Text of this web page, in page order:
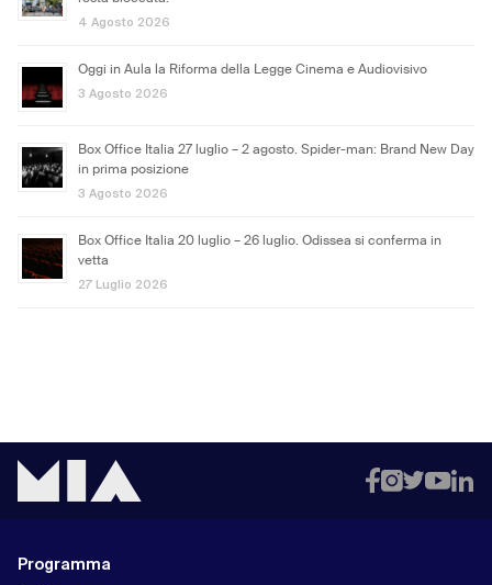
4 Agosto 2026
Oggi in Aula la Riforma della Legge Cinema e Audiovisivo
3 Agosto 2026
Box Office Italia 27 luglio – 2 agosto. Spider-man: Brand New Day
in prima posizione
3 Agosto 2026
Box Office Italia 20 luglio – 26 luglio. Odissea si conferma in
vetta
27 Luglio 2026
Programma